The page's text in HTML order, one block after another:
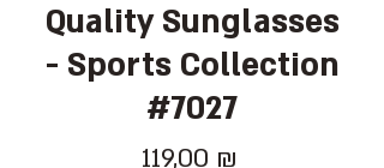
Quality Sunglasses
- Sports Collection
#7027
119,00 ₪